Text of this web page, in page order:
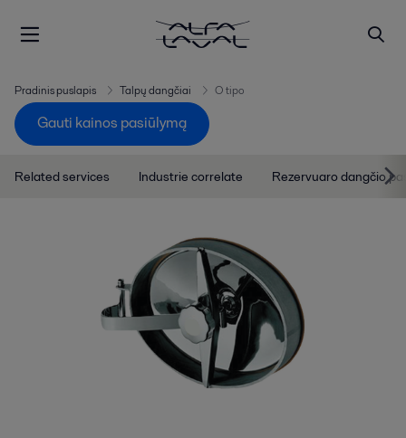
Pradinis puslapis Talpų dangčiai O tipo
Gauti kainos pasiūlymą
Related services Industrie correlate Rezervuaro dangčio